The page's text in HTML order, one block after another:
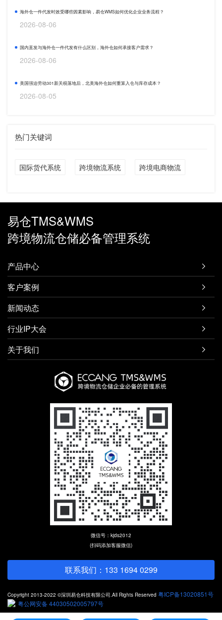
海外仓一件代发时效受哪些因素影响，易仓WMS如何优化企业业务流程？
2026-08-06
国内直发与海外仓一件代发有什么区别，海外仓如何承接客户需求？
2026-08-06
美国强迫劳动301新关税落地后，北美海外仓如何重算入仓与库存成本？
2026-08-05
热门关键词
国际货代系统 跨境物流系统 跨境电商物流
易仓TMS&WMS
跨境物流仓储必备管理系统
产品中心 
客户案例 
新闻动态 
行业IP大会 
关于我们 
微信号：kjds2012
(扫码添加客服微信)
联系我们：133 1694 0299
Copyright 2013-2022 ©深圳易仓科技有限公司.All Rights Reserved 粤ICP备13020851号
粤公网安备 44030502005797号